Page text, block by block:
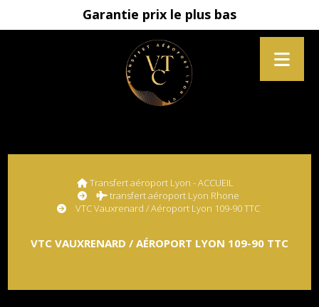
Garantie prix le plus bas
Transfert aéroport Lyon - ACCUEIL
transfert aéroport Lyon Rhone
VTC Vauxrenard / Aéroport Lyon 109-90 TTC
VTC VAUXRENARD / AÉROPORT LYON 109-90 TTC